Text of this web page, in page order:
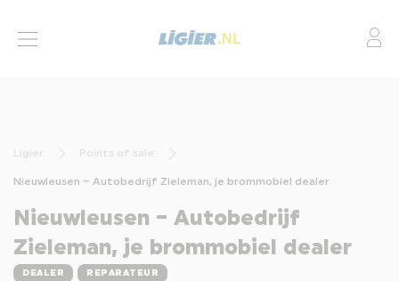
LEASING
SERVICES
DEALERS
Ligier Points of sale
Nieuwleusen – Autobedrijf Zieleman, je brommobiel dealer
Nieuwleusen – Autobedrijf
Zieleman, je brommobiel dealer
DEALER REPARATEUR